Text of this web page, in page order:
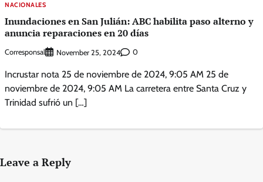
NACIONALES
Inundaciones en San Julián: ABC habilita paso alterno y
anuncia reparaciones en 20 días
Corresponsal November 25, 2024 0
Incrustar nota 25 de noviembre de 2024, 9:05 AM 25 de
noviembre de 2024, 9:05 AM La carretera entre Santa Cruz y
Trinidad sufrió un […]
Leave a Reply